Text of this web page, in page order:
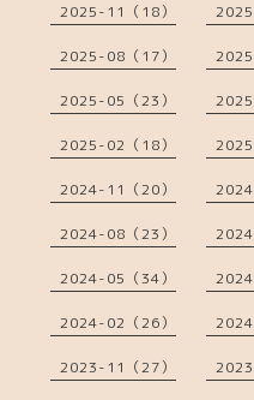
2025-11（18）
2025-08（17）
2025-05（23）
2025-02（18）
2024-11（20）
2024-08（23）
2024-05（34）
2024-02（26）
2023-11（27）